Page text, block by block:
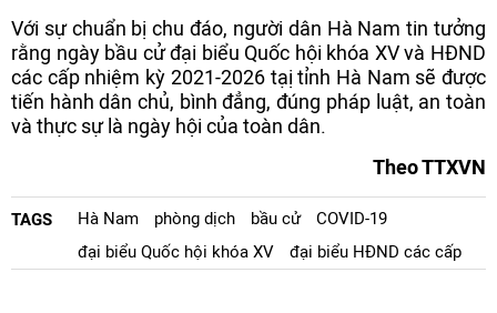
Với sự chuẩn bị chu đáo, người dân Hà Nam tin tưởng
rằng ngày bầu cử đại biểu Quốc hội khóa XV và HĐND
các cấp nhiệm kỳ 2021-2026 tạị tỉnh Hà Nam sẽ được
tiến hành dân chủ, bình đẳng, đúng pháp luật, an toàn
và thực sự là ngày hội của toàn dân.
Theo TTXVN
TAGS Hà Nam phòng dịch bầu cử
COVID-19
đại biểu Quốc hội khóa XV
đại biểu HĐND các cấp